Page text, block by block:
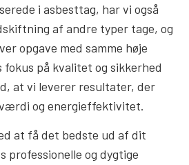
i asbesttag, har vi også
af andre typer tage, og
opgave med samme høje
fokus på kvalitet og sikkerhed
at vi leverer resultater, der
og energieffektivitet.
at få det bedste ud af dit
professionelle og dygtige